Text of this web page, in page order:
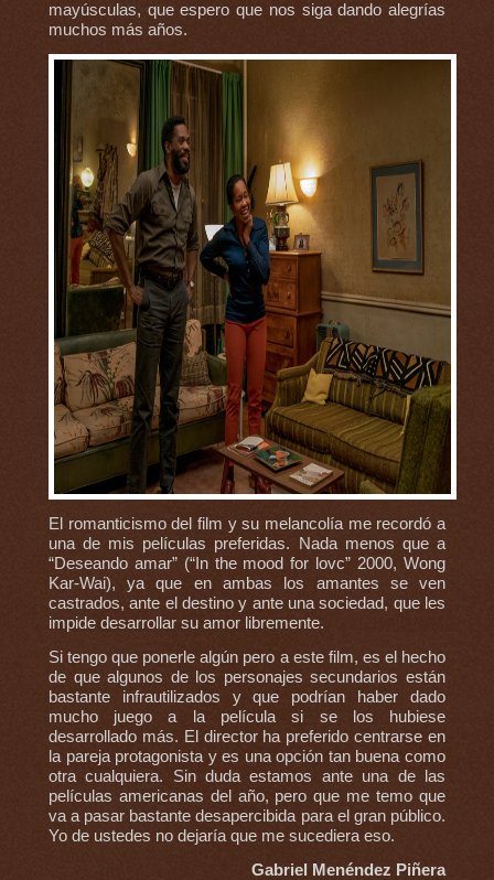
mayúsculas, que espero que nos siga dando alegrías
muchos más años.
El romanticismo del film y su melancolía me recordó a
una de mis películas preferidas. Nada menos que a
“Deseando amar” (“In the mood for lovc” 2000, Wong
Kar-Wai), ya que en ambas los amantes se ven
castrados, ante el destino y ante una sociedad, que les
impide desarrollar su amor libremente.
Si tengo que ponerle algún pero a este film, es el hecho
de que algunos de los personajes secundarios están
bastante infrautilizados y que podrían haber dado
mucho juego a la película si se los hubiese
desarrollado más. El director ha preferido centrarse en
la pareja protagonista y es una opción tan buena como
otra cualquiera. Sin duda estamos ante una de las
películas americanas del año, pero que me temo que
va a pasar bastante desapercibida para el gran público.
Yo de ustedes no dejaría que me sucediera eso.
Gabriel Menéndez Piñera